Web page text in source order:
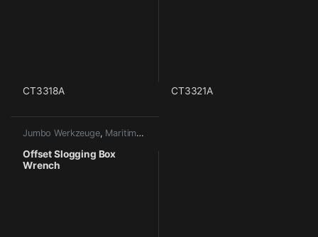
CT3318A CT3321A
Jumbo Werkzeuge, Maritime Werkzeuge
Offset Slogging Box
Wrench